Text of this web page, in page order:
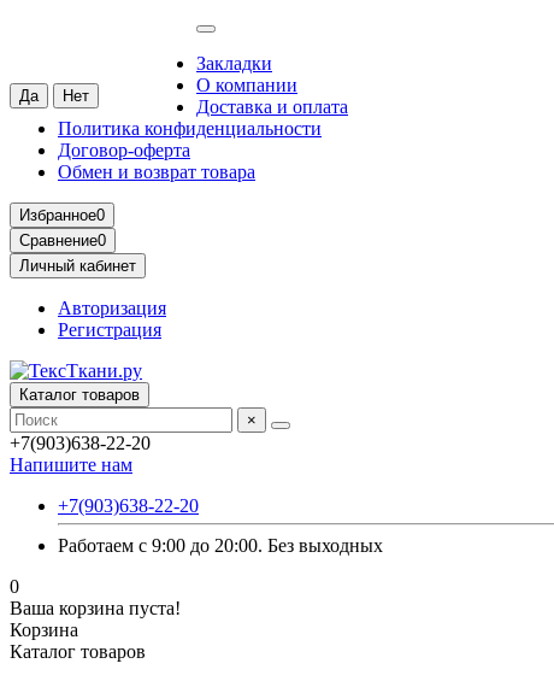
Закладки
О компании
Доставка и оплата
Политика конфиденциальности
Договор-оферта
Обмен и возврат товара
Избранное0
Сравнение0
Личный кабинет
Авторизация
Регистрация
Каталог товаров
×
+7(903)638-22-20
Напишите нам
+7(903)638-22-20
Работаем с 9:00 до 20:00. Без выходных
0
Ваша корзина пуста!
Корзина
Каталог товаров